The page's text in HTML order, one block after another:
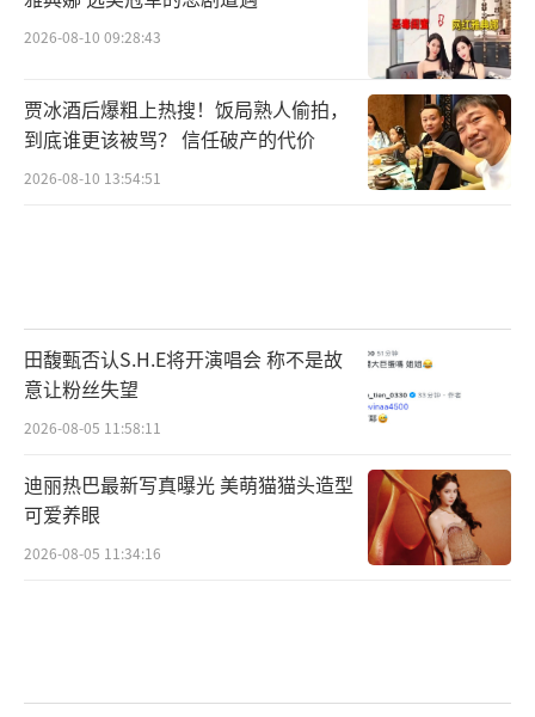
2026-08-10 09:28:43
贾冰酒后爆粗上热搜！饭局熟人偷拍，
到底谁更该被骂？ 信任破产的代价
2026-08-10 13:54:51
田馥甄否认S.H.E将开演唱会 称不是故
意让粉丝失望
2026-08-05 11:58:11
迪丽热巴最新写真曝光 美萌猫猫头造型
可爱养眼
2026-08-05 11:34:16